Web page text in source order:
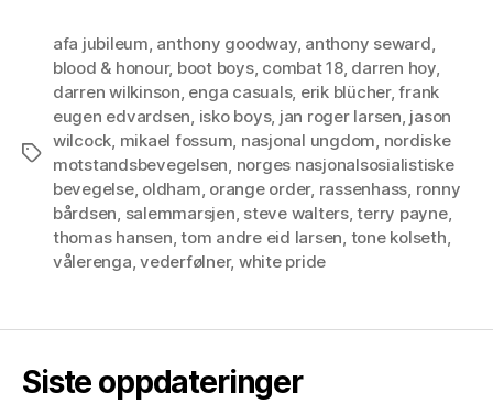
Tags
afa jubileum, anthony goodway, anthony seward,
blood & honour, boot boys, combat 18, darren hoy,
darren wilkinson, enga casuals, erik blücher,frank
eugen edvardsen, isko boys, jan roger larsen, jason
wilcock, mikael fossum, nasjonal ungdom, nordiske
motstandsbevegelsen, norges nasjonalsosialistiske
bevegelse, oldham, orange order, rassenhass, ronny
bårdsen, salemmarsjen, steve walters,terry payne,
thomas hansen,tom andre eid larsen, tone kolseth,
vålerenga,vederfølner, white pride
Siste oppdateringer